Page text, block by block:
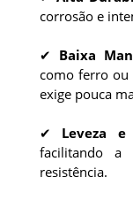
corrosão e
✔ Baixa
como ferro ou
exige pouca
✔ Leveza e
facilitando a
resistência.